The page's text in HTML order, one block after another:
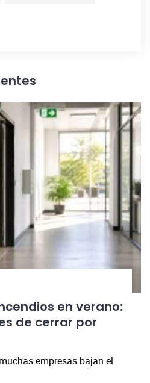
en verano:
de cerrar por
empresas bajan el